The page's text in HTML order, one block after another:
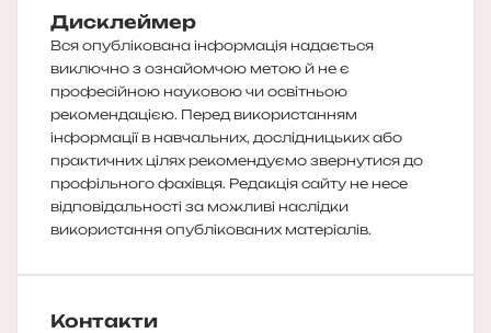
Дисклеймер
Вся опублікована інформація надається
виключно з ознайомчою метою й не є
професійною науковою чи освітньою
рекомендацією. Перед використанням
інформації в навчальних, дослідницьких або
практичних цілях рекомендуємо звернутися до
профільного фахівця. Редакція сайту не несе
відповідальності за можливі наслідки
використання опублікованих матеріалів.
Контакти